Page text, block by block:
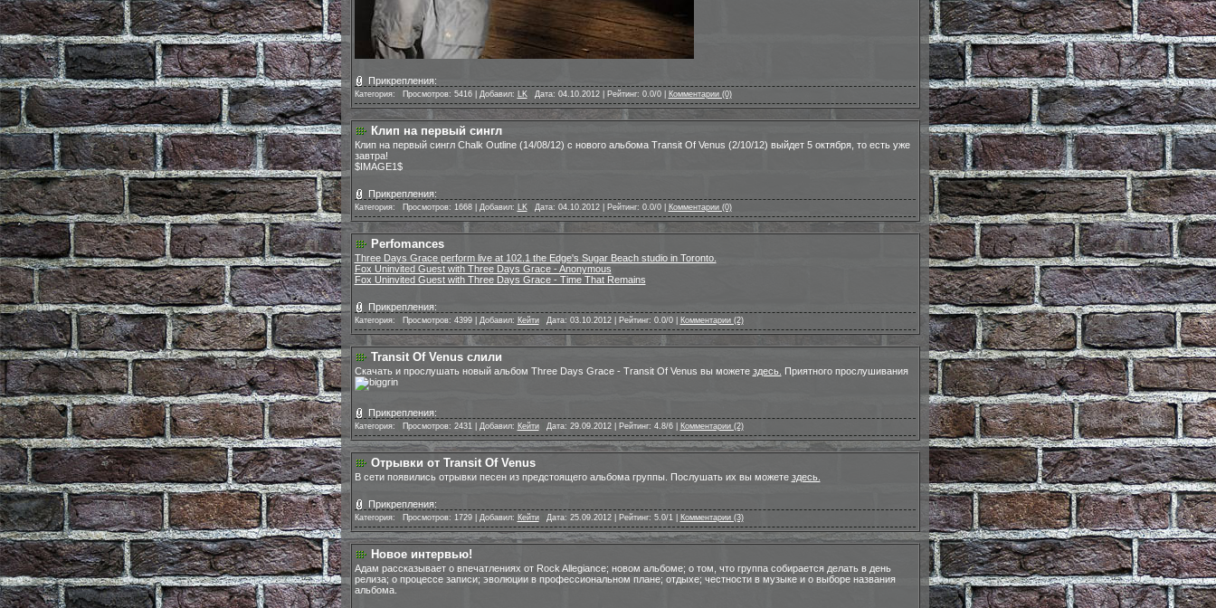
Прикрепления:
Категория: Просмотров: 5416 | Добавил: LK| Дата: 04.10.2012 | Рейтинг: 0.0/0 | Комментарии (0)
Клип на первый сингл
Клип на первый сингл Chalk Outline (14/08/12) с нового альбома Transit Of Venus (2/10/12) выйдет 5 октября, то есть уже
завтра!
$IMAGE1$
Прикрепления:
Категория: Просмотров: 1668 | Добавил: LK| Дата: 04.10.2012 | Рейтинг: 0.0/0 | Комментарии (0)
Perfomances
Three Days Grace perform live at 102.1 the Edge's Sugar Beach studio in Toronto.
Fox Uninvited Guest with Three Days Grace - Anonymous
Fox Uninvited Guest with Three Days Grace - Time That Remains
Прикрепления:
Категория: Просмотров: 4399 | Добавил: Кейти| Дата: 03.10.2012 | Рейтинг: 0.0/0 | Комментарии (2)
Transit Of Venus слили
Скачать и прослушать новый альбом Three Days Grace - Transit Of Venus вы можете здесь. Приятного прослушивания
Прикрепления:
Категория: Просмотров: 2431 | Добавил: Кейти| Дата: 29.09.2012 | Рейтинг: 4.8/6 | Комментарии (2)
Отрывки от Transit Of Venus
В сети появились отрывки песен из предстоящего альбома группы. Послушать их вы можете здесь.
Прикрепления:
Категория: Просмотров: 1729 | Добавил: Кейти| Дата: 25.09.2012 | Рейтинг: 5.0/1 | Комментарии (3)
Новое интервью!
Адам рассказывает о впечатлениях от Rock Allegiance; новом альбоме; о том, что группа собирается делать в день
релиза; о процессе записи; эволюции в профессиональном плане; отдыхе; честности в музыке и о выборе названия
альбома.